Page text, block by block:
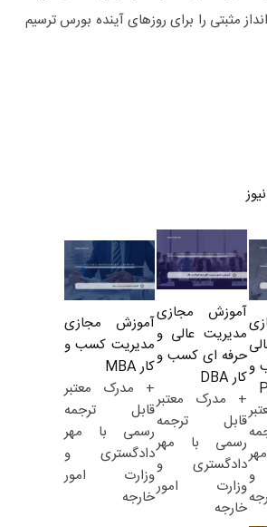
مثبتی را برای روزهای آینده بورس ترسیم
و
و
آموزش مجازی
مدیریت عالی و
حرفه ای کسب و
کار DBA
+ مدرک معتبر
قابل ترجمه
رسمی با مهر
دادگستری و
وزارت امور
خارجه
آموزش مجازی
مدیریت کسب و
کار MBA
+ مدرک معتبر
قابل ترجمه
رسمی با مهر
دادگستری و
وزارت امور
خارجه